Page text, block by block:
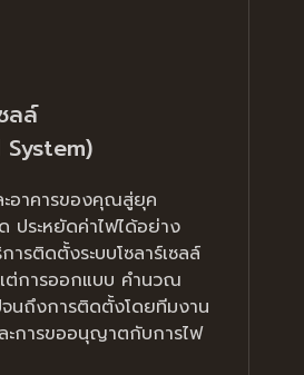
ลล์
อาคารของคุณสู่ยุค
ประหยัดค่าไฟได้อย่าง
รติดตั้งระบบโซลาร์เซลล์
ต่การออกแบบ คำนวณ
นถึงการติดตั้งโดยทีมงาน
ะการขออนุญาตกับการไฟ